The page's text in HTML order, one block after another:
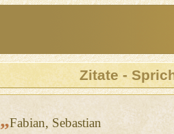
Zitate -
„Fabian, Sebastian